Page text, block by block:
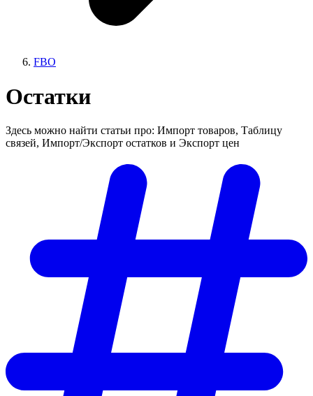
FBO
Остатки
Здесь можно найти статьи про: Импорт товаров, Таблицу
связей, Импорт/Экспорт остатков и Экспорт цен